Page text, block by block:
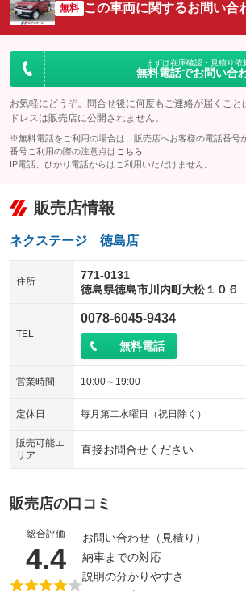
サイドカメラ
：装備なし ルーフ
：装備な
エアサスペンション ヘッド
無料 この車両に関するお問い合
まずは在庫確認・見積り依
無料電話でお問い合
お気軽にどうぞ。問合せ後に何度もご連絡が届くこと
ドレスは販売店に公開されません。
※無料電話をご利用の場合は、販売店へお客様の電話番号
番号ご利用の際の注意点は こちら
IP電話、ひかり電話からはご利用いただけません。
販売店情報
ネクステージ 徳島店
住所
771-0131
徳島県徳島市川内町大松１０６
TEL
0078-6045-9434
無料電話
営業時間 10:00～19:00
定休日 毎月第二水曜日（祝日除く）
販売可能エ
リア
直接お問合せください
販売店の口コミ
総合評価
4.4（5点満点中）
お問い合わせ（見積り）
納車までの対応
説明の分かりやすさ